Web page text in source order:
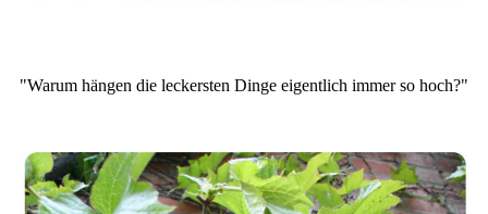
"Warum hängen die leckersten Dinge eigentlich immer so hoch?"